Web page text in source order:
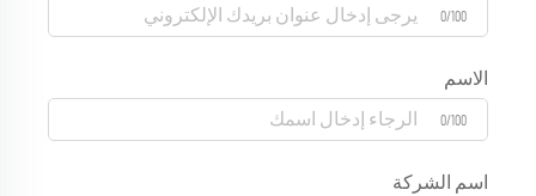
0/100
الاسم
0/100
اسم الشركة